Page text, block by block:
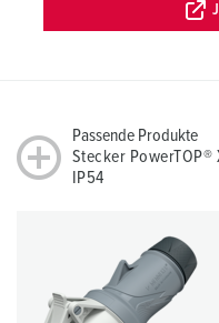
Passende Produkte
Stecker PowerTOP®
IP54